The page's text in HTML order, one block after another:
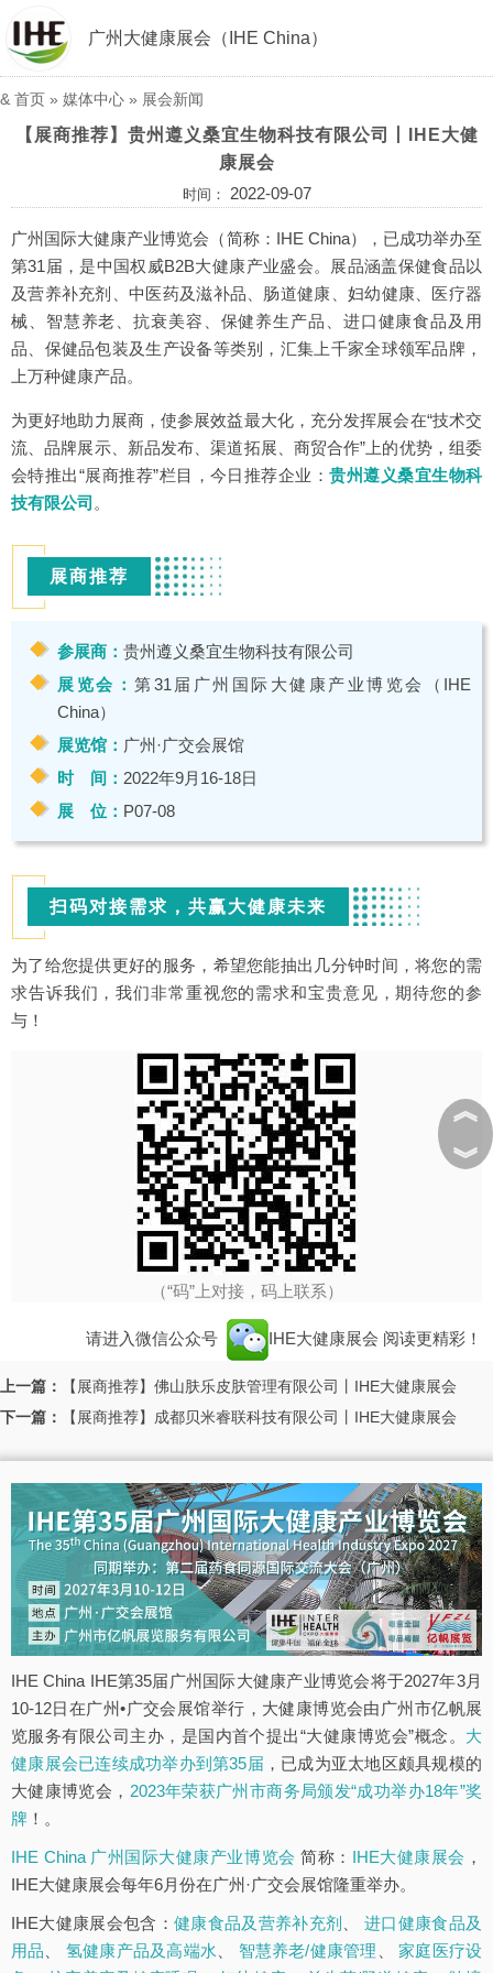
广州大健康展会（IHE China）
& 首页 » 媒体中心 » 展会新闻
【展商推荐】贵州遵义桑宜生物科技有限公司丨IHE大健
康展会
时间： 2022-09-07
广州国际大健康产业博览会（简称：IHE China），已成功举办至
第31届，是中国权威B2B大健康产业盛会。展品涵盖保健食品以
及营养补充剂、中医药及滋补品、肠道健康、妇幼健康、医疗器
械、智慧养老、抗衰美容、保健养生产品、进口健康食品及用
品、保健品包装及生产设备等类别，汇集上千家全球领军品牌，
上万种健康产品。
为更好地助力展商，使参展效益最大化，充分发挥展会在“技术交
流、品牌展示、新品发布、渠道拓展、商贸合作”上的优势，组委
会特推出“展商推荐”栏目，今日推荐企业：贵州遵义桑宜生物科
技有限公司 。
展商推荐
参展商： 贵州遵义桑宜生物科技有限公司
展览会： 第31届广州国际大健康产业博览会（IHE
China）
展览馆： 广州·广交会展馆
时 间： 2022年9月16-18日
展 位： P07-08
扫码对接需求，共赢大健康未来
为了给您提供更好的服务，希望您能抽出几分钟时间，将您的需
求告诉我们，我们非常重视您的需求和宝贵意见，期待您的参
与！
（“码”上对接，码上联系）
请进入微信公众号 IHE大健康展会 阅读更精彩！
上一篇：
【展商推荐】佛山肤乐皮肤管理有限公司丨IHE大健康展会
下一篇：
【展商推荐】成都贝米睿联科技有限公司丨IHE大健康展会
IHE China IHE第35届广州国际大健康产业博览会将于2027年3月
10-12日在广州•广交会展馆举行，大健康博览会由广州市亿帆展
览服务有限公司主办，是国内首个提出“大健康博览会”概念。 大
健康展会已连续成功举办到第35届 ，已成为亚太地区颇具规模的
大健康博览会， 2023年荣获广州市商务局颁发“成功举办18年”奖
牌 ！。
IHE China 广州国际大健康产业博览会 简称： IHE大健康展会 ，
IHE大健康展会每年6月份在广州·广交会展馆隆重举办。
IHE大健康展会包含： 健康食品及营养补充剂 、进口健康食品及
用品
氢健康产品及高端水 智慧养老/健康管理 、家庭医疗设
︽
︾